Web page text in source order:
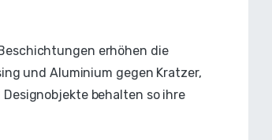
erhöhen die
und Aluminium gegen Kratzer,
behalten so ihre